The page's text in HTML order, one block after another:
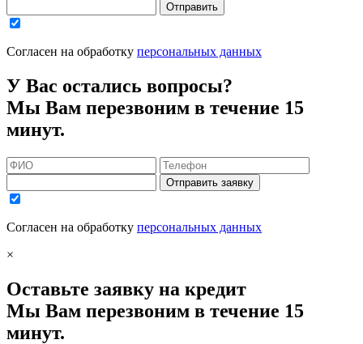
Отправить
Согласен на обработку персональных данных
У Вас остались вопросы?
Мы Вам перезвоним в течение 15
минут.
Отправить заявку
Согласен на обработку персональных данных
×
Оставьте заявку на кредит
Мы Вам перезвоним в течение 15
минут.